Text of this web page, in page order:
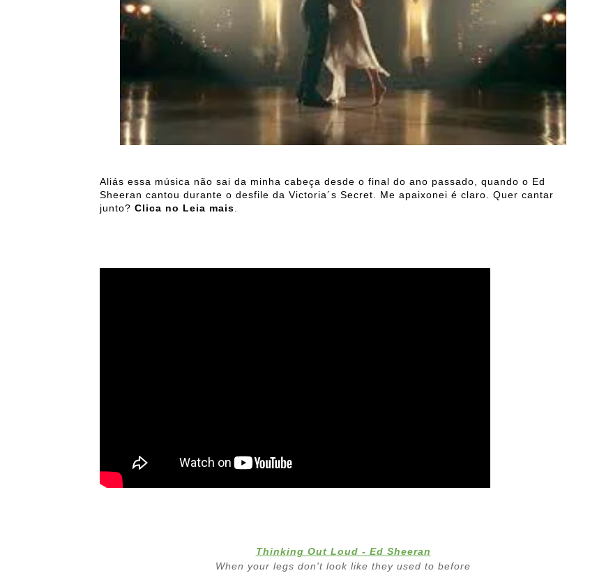
Aliás essa música não sai da minha cabeça desde o final do ano passado, quando o Ed
Sheeran cantou durante o desfile da Victoria´s Secret. Me apaixonei é claro. Quer cantar
junto? Clica no Leia mais
Thinking Out Loud - Ed Sheeran
When your legs don't look like they used to before